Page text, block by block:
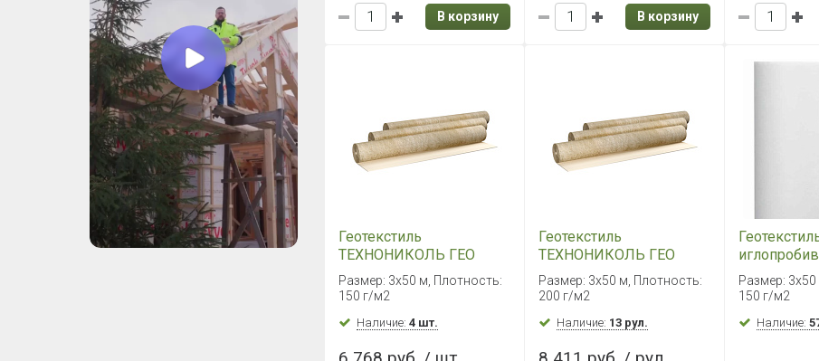
В корзину
В корзину
Геотекстиль
ТЕХНОНИКОЛЬ ГЕО
Лайт 150, 3х50 м
Размер: 3х50 м, Плотность:
150 г/м2
Наличие: 4 шт.
Геотекстиль
ТЕХНОНИКОЛЬ ГЕО
Лайт 200, 3х50 м
Размер: 3х50 м, Плотность:
200 г/м2
Наличие: 13 рул.
150, 3*50м
Размер:
150 г/м2
Наличие: